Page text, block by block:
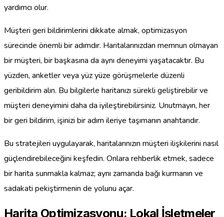
yardımcı olur.
Müşteri geri bildirimlerini dikkate almak, optimizasyon
sürecinde önemli bir adımdır. Haritalarınızdan memnun olmayan
bir müşteri, bir başkasına da aynı deneyimi yaşatacaktır. Bu
yüzden, anketler veya yüz yüze görüşmelerle düzenli
geribildirim alın. Bu bilgilerle haritanızı sürekli geliştirebilir ve
müşteri deneyimini daha da iyileştirebilirsiniz. Unutmayın, her
bir geri bildirim, işinizi bir adım ileriye taşımanın anahtarıdır.
Bu stratejileri uygulayarak, haritalarınızın müşteri ilişkilerini nasıl
güçlendirebileceğini keşfedin. Onlara rehberlik etmek, sadece
bir harita sunmakla kalmaz; aynı zamanda bağı kurmanın ve
sadakati pekiştirmenin de yolunu açar.
Harita Optimizasyonu: Lokal İşletmeler